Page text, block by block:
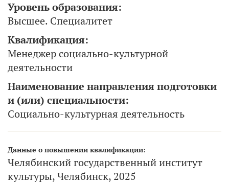
Уровень образования:
Высшее. Специалитет
Квалификация:
Менеджер социально-культурной
деятельности
Наименование направления подготовки
и (или) специальности:
Социально-культурная деятельность
Данные о повышении квалификации:
Челябинский государственный институт
культуры, Челябинск, 2025